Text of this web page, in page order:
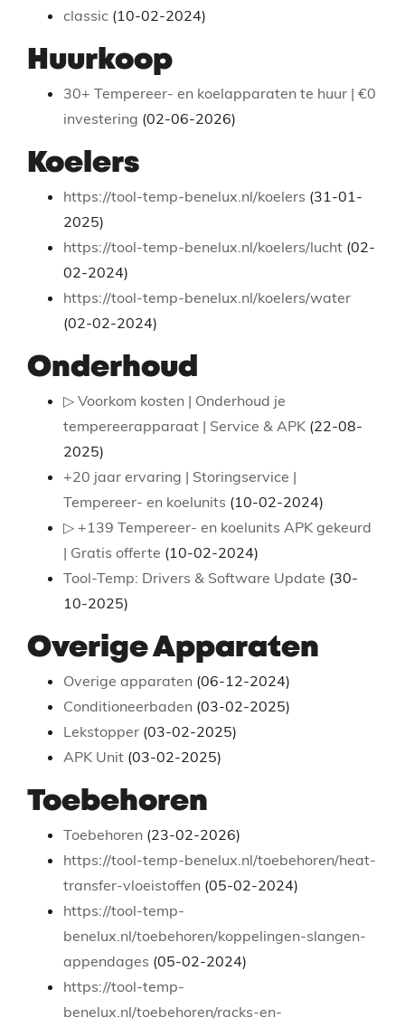
classic (10-02-2024)
Huurkoop
30+ Tempereer- en koelapparaten te huur | €0
investering (02-06-2026)
Koelers
https://tool-temp-benelux.nl/koelers (31-01-
2025)
https://tool-temp-benelux.nl/koelers/lucht (02-
02-2024)
https://tool-temp-benelux.nl/koelers/water
(02-02-2024)
Onderhoud
▷ Voorkom kosten | Onderhoud je
tempereerapparaat | Service & APK (22-08-
2025)
+20 jaar ervaring | Storingservice |
Tempereer- en koelunits (10-02-2024)
▷ +139 Tempereer- en koelunits APK gekeurd
| Gratis offerte (10-02-2024)
Tool-Temp: Drivers & Software Update (30-
10-2025)
Overige Apparaten
Overige apparaten (06-12-2024)
Conditioneerbaden (03-02-2025)
Lekstopper (03-02-2025)
APK Unit (03-02-2025)
Toebehoren
Toebehoren (23-02-2026)
https://tool-temp-benelux.nl/toebehoren/heat-
transfer-vloeistoffen (05-02-2024)
https://tool-temp-
benelux.nl/toebehoren/koppelingen-slangen-
appendages (05-02-2024)
https://tool-temp-
benelux.nl/toebehoren/racks-en-